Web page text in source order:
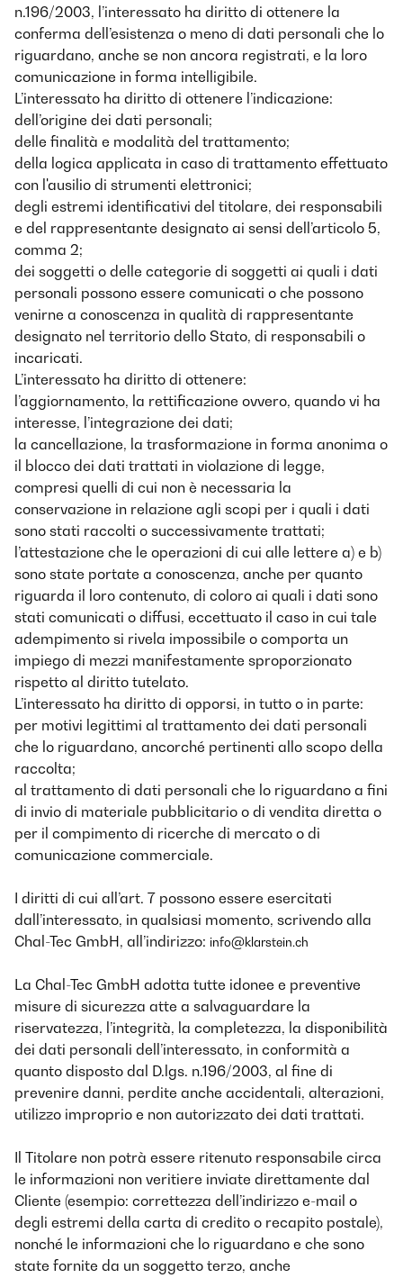
n.196/2003, l’interessato ha diritto di ottenere la
conferma dell’esistenza o meno di dati personali che lo
riguardano, anche se non ancora registrati, e la loro
comunicazione in forma intelligibile.
L’interessato ha diritto di ottenere l’indicazione:
dell’origine dei dati personali;
delle finalità e modalità del trattamento;
della logica applicata in caso di trattamento effettuato
con l'ausilio di strumenti elettronici;
degli estremi identificativi del titolare, dei responsabili
e del rappresentante designato ai sensi dell’articolo 5,
comma 2;
dei soggetti o delle categorie di soggetti ai quali i dati
personali possono essere comunicati o che possono
venirne a conoscenza in qualità di rappresentante
designato nel territorio dello Stato, di responsabili o
incaricati.
L’interessato ha diritto di ottenere:
l’aggiornamento, la rettificazione ovvero, quando vi ha
interesse, l’integrazione dei dati;
la cancellazione, la trasformazione in forma anonima o
il blocco dei dati trattati in violazione di legge,
compresi quelli di cui non è necessaria la
conservazione in relazione agli scopi per i quali i dati
sono stati raccolti o successivamente trattati;
l’attestazione che le operazioni di cui alle lettere a) e b)
sono state portate a conoscenza, anche per quanto
riguarda il loro contenuto, di coloro ai quali i dati sono
stati comunicati o diffusi, eccettuato il caso in cui tale
adempimento si rivela impossibile o comporta un
impiego di mezzi manifestamente sproporzionato
rispetto al diritto tutelato.
L’interessato ha diritto di opporsi, in tutto o in parte:
per motivi legittimi al trattamento dei dati personali
che lo riguardano, ancorché pertinenti allo scopo della
raccolta;
al trattamento di dati personali che lo riguardano a fini
di invio di materiale pubblicitario o di vendita diretta o
per il compimento di ricerche di mercato o di
comunicazione commerciale.
I diritti di cui all’art. 7 possono essere esercitati
dall’interessato, in qualsiasi momento, scrivendo alla
Chal-Tec GmbH, all’indirizzo: info@klarstein.ch
La Chal-Tec GmbH adotta tutte idonee e preventive
misure di sicurezza atte a salvaguardare la
riservatezza, l’integrità, la completezza, la disponibilità
dei dati personali dell’interessato, in conformità a
quanto disposto dal D.lgs. n.196/2003, al fine di
prevenire danni, perdite anche accidentali, alterazioni,
utilizzo improprio e non autorizzato dei dati trattati.
Il Titolare non potrà essere ritenuto responsabile circa
le informazioni non veritiere inviate direttamente dal
Cliente (esempio: correttezza dell’indirizzo e-mail o
degli estremi della carta di credito o recapito postale),
nonché le informazioni che lo riguardano e che sono
state fornite da un soggetto terzo, anche